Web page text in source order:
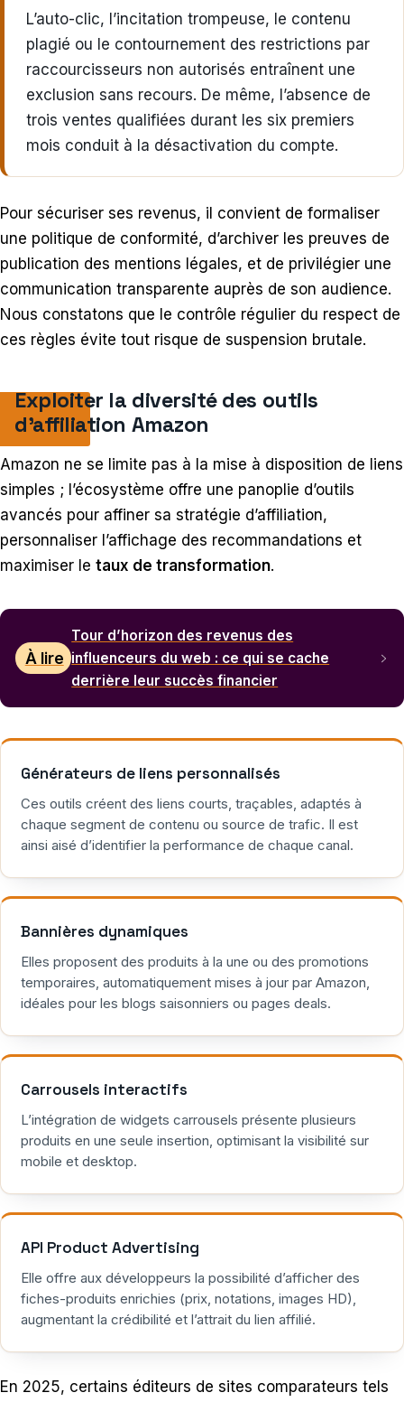
L’auto-clic, l’incitation trompeuse, le contenu
plagié ou le contournement des restrictions par
raccourcisseurs non autorisés entraînent une
exclusion sans recours. De même, l’absence de
trois ventes qualifiées durant les six premiers
mois conduit à la désactivation du compte.
Pour sécuriser ses revenus, il convient de formaliser
une politique de conformité, d’archiver les preuves de
publication des mentions légales, et de privilégier une
communication transparente auprès de son audience.
Nous constatons que le contrôle régulier du respect de
ces règles évite tout risque de suspension brutale.
Exploiter la diversité des outils
d’affiliation Amazon
Amazon ne se limite pas à la mise à disposition de liens
simples ; l’écosystème offre une panoplie d’outils
avancés pour affiner sa stratégie d’affiliation,
personnaliser l’affichage des recommandations et
maximiser le taux de transformation.
À lire
Tour d’horizon des revenus des
influenceurs du web : ce qui se cache
derrière leur succès financier
Générateurs de liens personnalisés
Ces outils créent des liens courts, traçables, adaptés à
chaque segment de contenu ou source de trafic. Il est
ainsi aisé d’identifier la performance de chaque canal.
Bannières dynamiques
Elles proposent des produits à la une ou des promotions
temporaires, automatiquement mises à jour par Amazon,
idéales pour les blogs saisonniers ou pages deals.
Carrousels interactifs
L’intégration de widgets carrousels présente plusieurs
produits en une seule insertion, optimisant la visibilité sur
mobile et desktop.
API Product Advertising
Elle offre aux développeurs la possibilité d’afficher des
fiches-produits enrichies (prix, notations, images HD),
augmentant la crédibilité et l’attrait du lien affilié.
En 2025, certains éditeurs de sites comparateurs tels